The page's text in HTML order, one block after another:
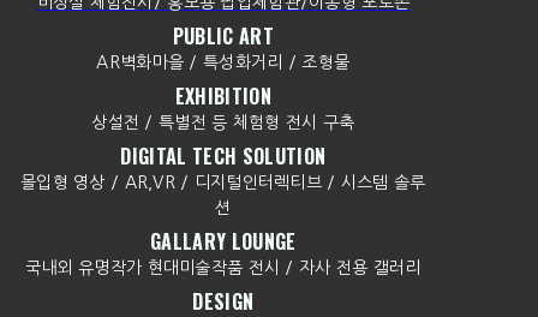
PUBLIC ART
AR벽화마을 / 특성화거리 / 조형물
EXHIBITION
상설전 / 특별전 등 체험형 전시 구축
DIGITAL TECH SOLUTION
몰입형 영상 / AR,VR / 디지털인터렉티브 / 시스템 솔루
션
GALLARY LOUNGE
국내외 유명작가 현대미술작품 전시 / 자사 전용 갤러리
DESIGN